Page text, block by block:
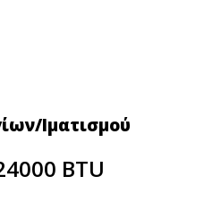
Ιματισμού
BTU